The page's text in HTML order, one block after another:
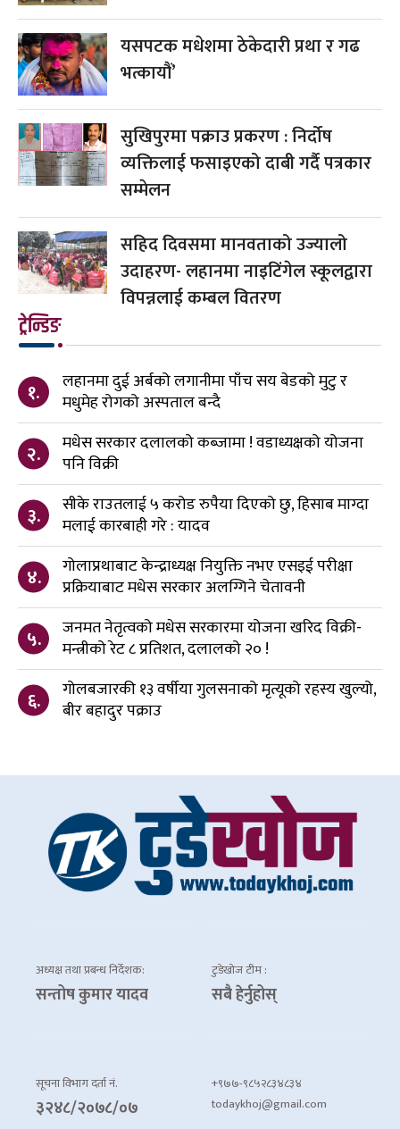
यसपटक मधेशमा ठेकेदारी प्रथा र गढ
भत्कायौं’
सुखिपुरमा पक्राउ प्रकरण : निर्दोष
व्यक्तिलाई फसाइएको दाबी गर्दै पत्रकार
सम्मेलन
सहिद दिवसमा मानवताको उज्यालो
उदाहरण- लहानमा नाइटिंगेल स्कूलद्वारा
विपन्नलाई कम्बल वितरण
ट्रेन्डिङ
१.
लहानमा दुई अर्बको लगानीमा पाँच सय बेडको मुटु र
मधुमेह रोगको अस्पताल बन्दै
२.
मधेस सरकार दलालको कब्जामा ! वडाध्यक्षको योजना
पनि विक्री
३.
सीके राउतलाई ५ करोड रुपैया दिएको छु, हिसाब माग्दा
मलाई कारबाही गरे : यादव
४.
गोलाप्रथाबाट केन्द्राध्यक्ष नियुक्ति नभए एसइई परीक्षा
प्रक्रियाबाट मधेस सरकार अलग्गिने चेतावनी
५.
जनमत नेतृत्वको मधेस सरकारमा योजना खरिद विक्री-
मन्त्रीको रेट ८ प्रतिशत, दलालको २० !
६.
गोलबजारकी १३ वर्षीया गुलसनाको मृत्यूको रहस्य खुल्यो,
बीर बहादुर पक्राउ
अध्यक्ष तथा प्रबन्ध निर्देशक:
सन्तोष कुमार यादव
टुडेखोज टीम :
सबै हेर्नुहोस्
सूचना विभाग दर्ता नं.
३२४८/२०७८/०७
+९७७-९८५२८३४८३४
todaykhoj@gmail.com